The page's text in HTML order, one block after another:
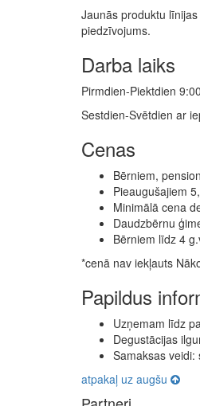
Jaunās produktu
piedzīvojums.
Darba laiks
Pirmdien-Piektdien
Sestdien-Svētdien ar
Cenas
Bērniem,
Pieaugušajiem
Minimālā cena
Daudzbērnu
Bērniem līdz 4
*cenā nav iekļauts
Papildus
Uzņemam līdz
Degustācijas
Samaksas
atpakaļ uz augšu